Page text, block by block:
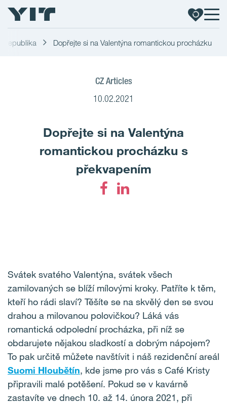
republika Dopřejte si na Valentýna romantickou procházku
CZ Articles
10.02.2021
Dopřejte si na Valentýna
romantickou procházku s
překvapením
Svátek svatého Valentýna, svátek všech
zamilovaných se blíží mílovými kroky. Patříte k těm,
kteří ho rádi slaví? Těšíte se na skvělý den se svou
drahou a milovanou polovičkou? Láká vás
romantická odpolední procházka, při níž se
obdarujete nějakou sladkostí a dobrým nápojem?
To pak určitě můžete navštívit i náš rezidenční areál
Suomi Hloubětín, kde jsme pro vás s Café Kristy
připravili malé potěšení. Pokud se v kavárně
zastavíte ve dnech 10. až 14. února 2021, při